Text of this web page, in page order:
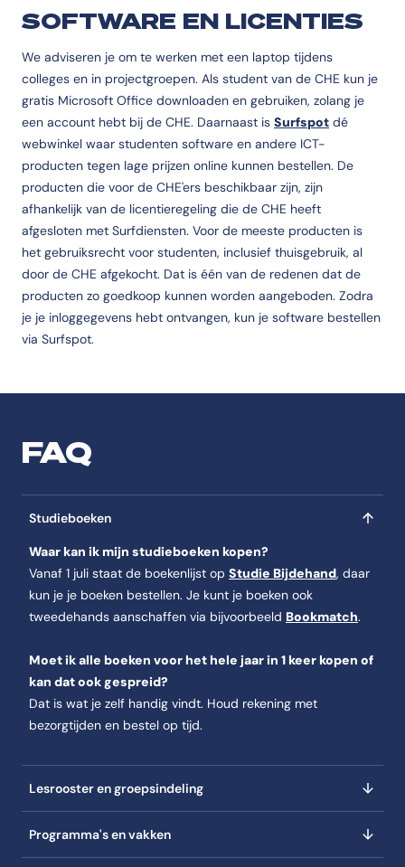
SOFTWARE EN LICENTIES
We adviseren je om te werken met een laptop tijdens
colleges en in projectgroepen. Als student van de CHE kun je
gratis Microsoft Office downloaden en gebruiken, zolang je
een account hebt bij de CHE. Daarnaast is Surfspot dé
webwinkel waar studenten software en andere ICT-
producten tegen lage prijzen online kunnen bestellen. De
producten die voor de CHE'ers beschikbaar zijn, zijn
afhankelijk van de licentieregeling die de CHE heeft
afgesloten met Surfdiensten. Voor de meeste producten is
het gebruiksrecht voor studenten, inclusief thuisgebruik, al
door de CHE afgekocht. Dat is één van de redenen dat de
producten zo goedkoop kunnen worden aangeboden. Zodra
je je inloggegevens hebt ontvangen, kun je software bestellen
via Surfspot.
FAQ
Studieboeken
Waar kan ik mijn studieboeken kopen?
Vanaf 1 juli staat de boekenlijst op Studie Bijdehand, daar
kun je je boeken bestellen. Je kunt je boeken ook
tweedehands aanschaffen via bijvoorbeeld Bookmatch.
Moet ik alle boeken voor het hele jaar in 1 keer kopen of
kan dat ook gespreid?
Dat is wat je zelf handig vindt. Houd rekening met
bezorgtijden en bestel op tijd.
Lesrooster en groepsindeling
Programma's en vakken